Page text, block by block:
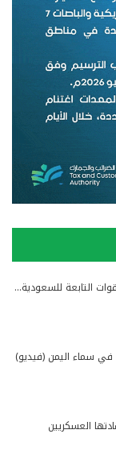
التابعة للسعودية…
سماء اليمن (فيديو)
العسكريين